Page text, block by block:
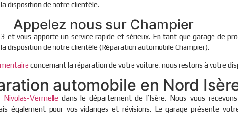
disposition de notre clientèle.
Appelez nous sur Champier
et vous apporte un service rapide et sérieux. En tant que garage de
disposition de notre clientèle (Réparation automobile Champier).
concernant la réparation de votre voiture, nous restons à votre
automobile en Nord
Nivolas-Vermelle dans le département de l’Isère. Nous vous
également pour vos vidanges et révisions. Le garage présente